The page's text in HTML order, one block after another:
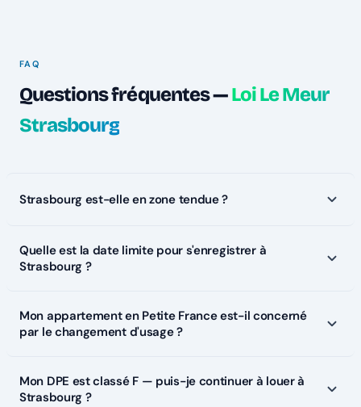
FAQ
Questions fréquentes —Loi Le Meur
Strasbourg
Strasbourg est-elle en zone tendue ?
Quelle est la date limite pour s'enregistrer à
Strasbourg ?
Mon appartement en Petite France est-il concerné
par le changement d'usage ?
Mon DPE est classé F — puis-je continuer à louer à
Strasbourg ?